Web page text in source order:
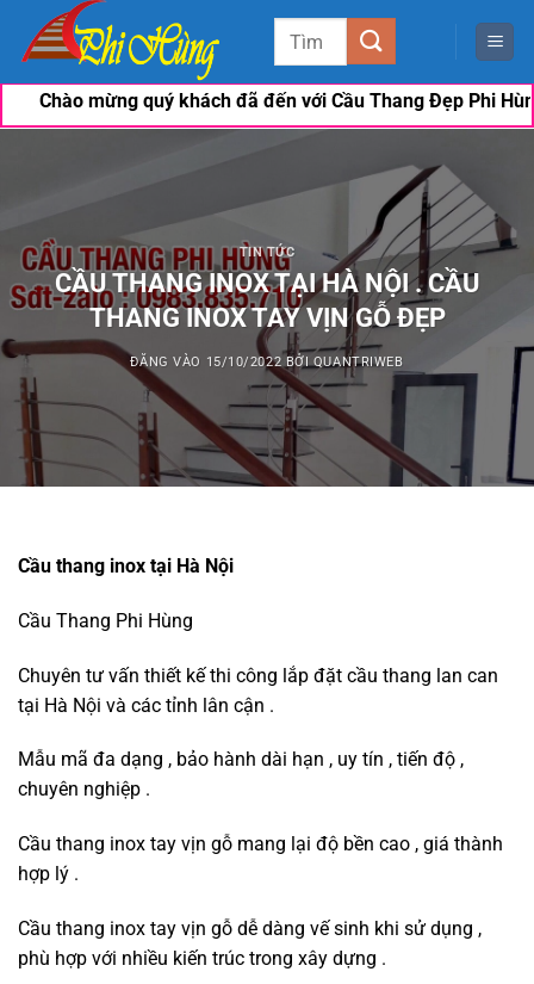
qua
dung
Tìm
đã đến với Cầu Thang Đẹp Phi Hùng. Nếu khách có
TIN TỨC
CẦU THANG INOX TẠI HÀ NỘI . CẦU
THANG INOX TAY VỊN GỖ ĐẸP
ĐĂNG VÀO 15/10/2022 BỞIQUANTRIWEB
Cầu thang inox tại Hà Nội
Cầu Thang Phi Hùng
Chuyên tư vấn thiết kế thi công lắp đặt cầu thang lan can
tại Hà Nội và các tỉnh lân cận .
Mẫu mã đa dạng , bảo hành dài hạn , uy tín , tiến độ ,
chuyên nghiệp .
Cầu thang inox tay vịn gỗ mang lại độ bền cao , giá thành
hợp lý .
Cầu thang inox tay vịn gỗ dễ dàng vế sinh khi sử dụng ,
phù hợp với nhiều kiến trúc trong xây dựng .